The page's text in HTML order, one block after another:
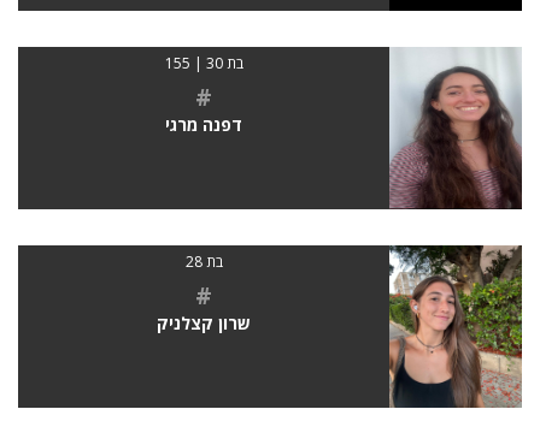
בת 30 | 155
#
דפנה מרגי
בת 28
#
שרון קצלניק